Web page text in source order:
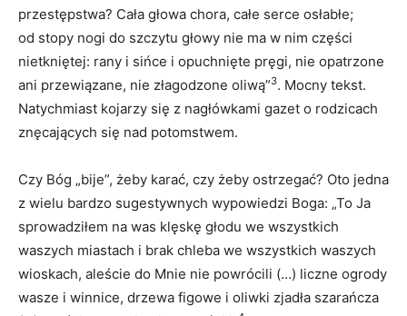
przestępstwa? Cała głowa chora, całe serce osłabłe;
od stopy nogi do szczytu głowy nie ma w nim części
nietkniętej: rany i sińce i opuchnięte pręgi, nie opatrzone
ani przewiązane, nie złagodzone oliwą”3. Mocny tekst.
Natychmiast kojarzy się z nagłówkami gazet o rodzicach
znęcających się nad potomstwem.
Czy Bóg „bije”, żeby karać, czy żeby ostrzegać? Oto jedna
z wielu bardzo sugestywnych wypowiedzi Boga: „To Ja
sprowadziłem na was klęskę głodu we wszystkich
waszych miastach i brak chleba we wszystkich waszych
wioskach, aleście do Mnie nie powrócili (…) liczne ogrody
wasze i winnice, drzewa figowe i oliwki zjadła szarańcza